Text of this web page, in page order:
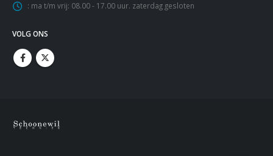
: ma t/m vrij: 08.00 - 17.00 uur. zaterdag gesloten
VOLG ONS